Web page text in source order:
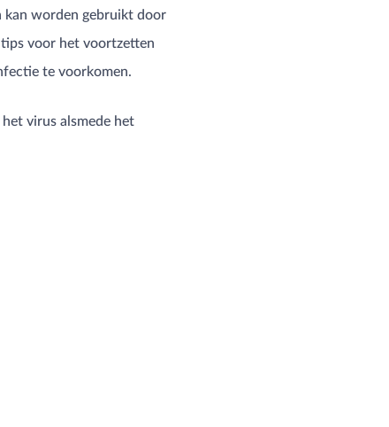
kan worden gebruikt door
voor het voortzetten
te voorkomen.
virus alsmede het